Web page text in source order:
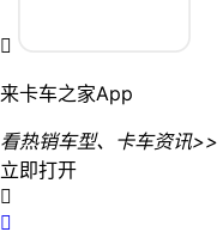

来卡车之家App
看热销车型、卡车资讯>>
立即打开

